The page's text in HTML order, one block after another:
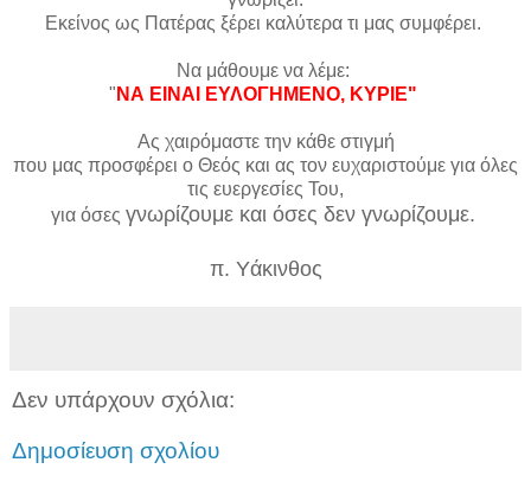
Εκείνος ως Πατέρας ξέρει καλύτερα τι μας συμφέρει.
Να μάθουμε να λέμε:
" ΝΑ ΕΙΝΑΙ ΕΥΛΟΓΗΜΕΝΟ, ΚΥΡΙΕ"
Ας χαιρόμαστε την κάθε στιγμή
που μας προσφέρει ο Θεός και ας τον ευχαριστούμε για όλες
τις ευεργεσίες Του,
για όσες γνωρίζουμε και όσες δεν γνωρίζουμε.
π. Υάκινθος
Δεν υπάρχουν σχόλια:
Δημοσίευση σχολίου